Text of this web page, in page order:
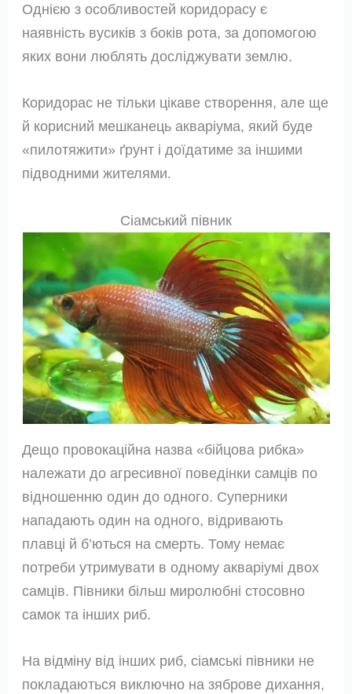
Однією з особливостей коридорасу є
наявність вусиків з боків рота, за допомогою
яких вони люблять досліджувати землю.
Коридорас не тільки цікаве створення, але ще
й корисний мешканець акваріума, який буде
«пилотяжити» ґрунт і доїдатиме за іншими
підводними жителями.
Сіамський півник
Дещо провокаційна назва «бійцова рибка»
належати до агресивної поведінки самців по
відношенню один до одного. Суперники
нападають один на одного, відривають
плавці й б’ються на смерть. Тому немає
потреби утримувати в одному акваріумі двох
самців. Півники більш миролюбні стосовно
самок та інших риб.
На відміну від інших риб, сіамські півники не
покладаються виключно на зяброве дихання,